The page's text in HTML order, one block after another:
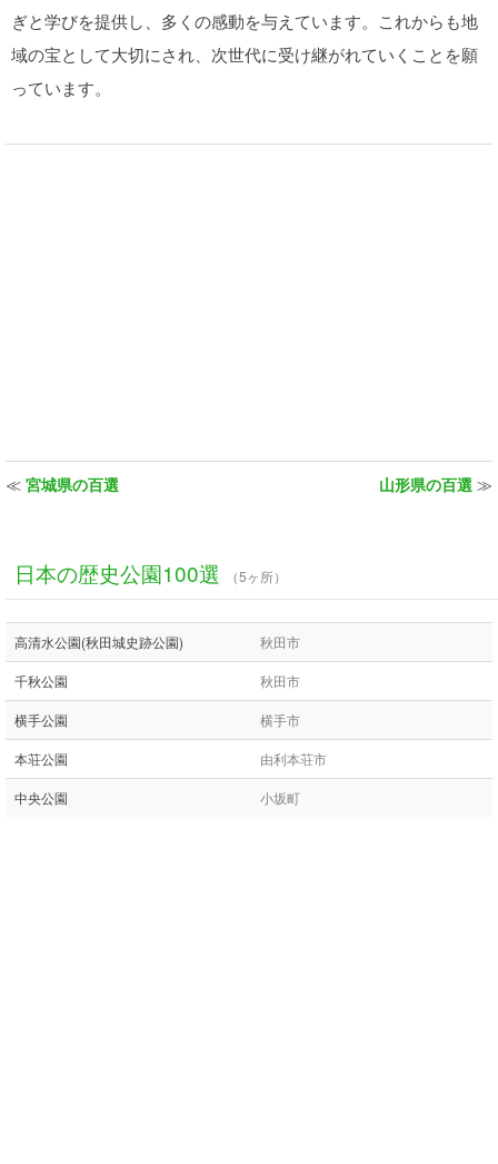
ぎと学びを提供し、多くの感動を与えています。これからも地
域の宝として大切にされ、次世代に受け継がれていくことを願
っています。
≪ 宮城県の百選 山形県の百選 ≫
日本の歴史公園100選 （5ヶ所）
高清水公園(秋田城史跡公園) 秋田市
千秋公園 秋田市
横手公園 横手市
本荘公園 由利本荘市
中央公園 小坂町